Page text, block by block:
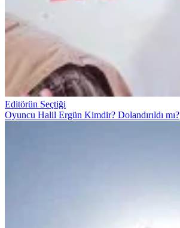
Editörün Seçtiği
Oyuncu Halil Ergün Kimdir? Dolandırıldı mı?